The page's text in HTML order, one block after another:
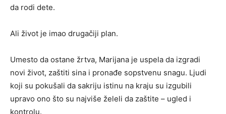
da rodi dete.
Ali život je imao drugačiji plan.
Umesto da ostane žrtva, Marijana je uspela da izgradi
novi život, zaštiti sina i pronađe sopstvenu snagu. Ljudi
koji su pokušali da sakriju istinu na kraju su izgubili
upravo ono što su najviše želeli da zaštite – ugled i
kontrolu.